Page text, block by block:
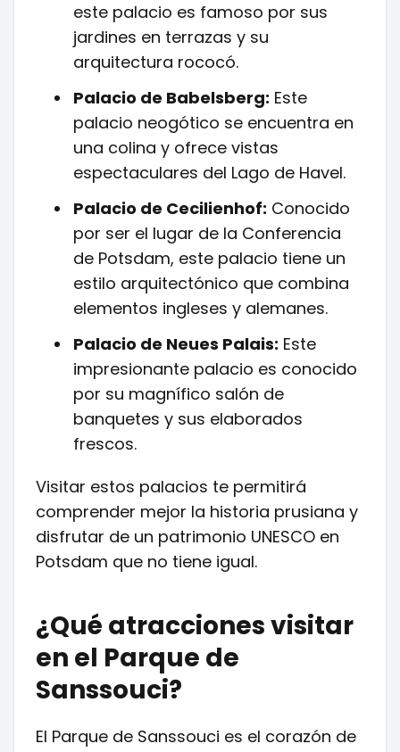
este palacio es famoso por sus
jardines en terrazas y su
arquitectura rococó.
Palacio de Babelsberg: Este
palacio neogótico se encuentra en
una colina y ofrece vistas
espectaculares del Lago de Havel.
Palacio de Cecilienhof: Conocido
por ser el lugar de la Conferencia
de Potsdam, este palacio tiene un
estilo arquitectónico que combina
elementos ingleses y alemanes.
Palacio de Neues Palais: Este
impresionante palacio es conocido
por su magnífico salón de
banquetes y sus elaborados
frescos.
Visitar estos palacios te permitirá
comprender mejor la historia prusiana y
disfrutar de un patrimonio UNESCO en
Potsdam que no tiene igual.
¿Qué atracciones visitar
en el Parque de
Sanssouci?
El Parque de Sanssouci es el corazón de